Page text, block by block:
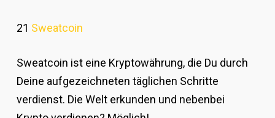
21 Sweatcoin
Sweatcoin ist eine Kryptowährung, die Du durch
Deine aufgezeichneten täglichen Schritte
verdienst. Die Welt erkunden und nebenbei